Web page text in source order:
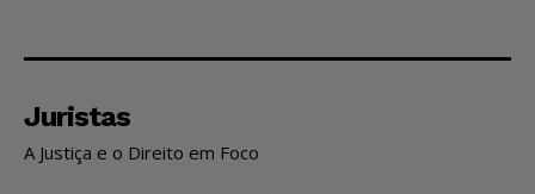
Juristas
A Justiça e o Direito em Foco